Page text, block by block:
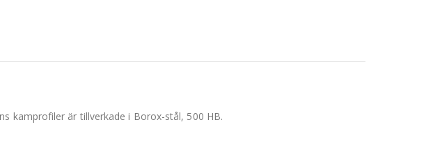
kamprofiler är tillverkade i Borox-stål, 500 HB.